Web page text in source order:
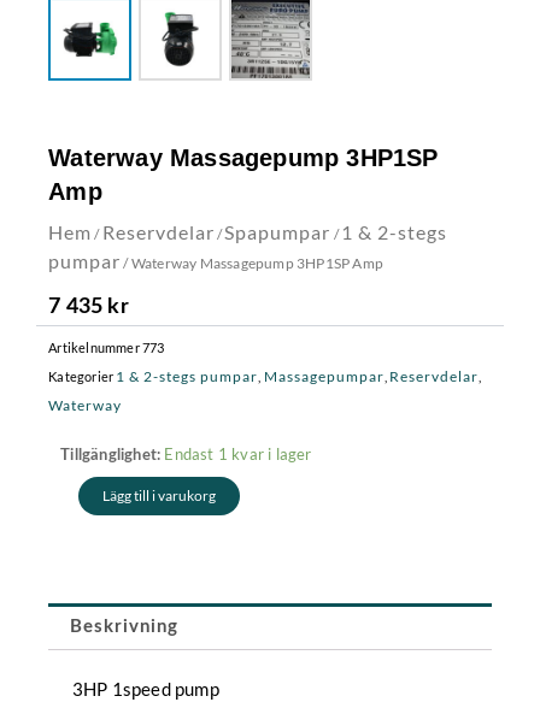
Waterway Massagepump 3HP1SP
Amp
Hem / Reservdelar /Spapumpar / 1 & 2-stegs
pumpar / Waterway Massagepump 3HP1SP Amp
7 435 kr
Artikelnummer773
Kategorier 1 & 2-stegs pumpar Massagepumpar Reservdelar
Waterway
Tillgänglighet: Endast 1 kvar i lager
Waterway
Massagepump
3HP1SPLägg till i varukorg
Beskrivning
3HP 1speed pump